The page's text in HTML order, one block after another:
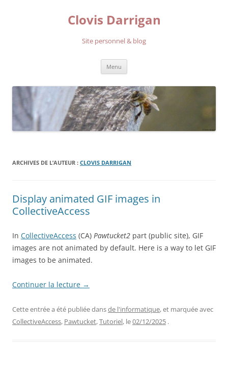
Clovis Darrigan
Site personnel & blog
Menu
ARCHIVES DE L’AUTEUR : CLOVIS DARRIGAN
Display animated GIF images in
CollectiveAccess
In CollectiveAccess (CA) Pawtucket2 part (public site), GIF
images are not animated by default. Here is a way to let GIF
images to be animated.
Continuer la lecture →
Cette entrée a été publiée dansde l'informatique, et marquée avec
CollectiveAccess, Pawtucket,Tutoriel, le02/12/2025 .